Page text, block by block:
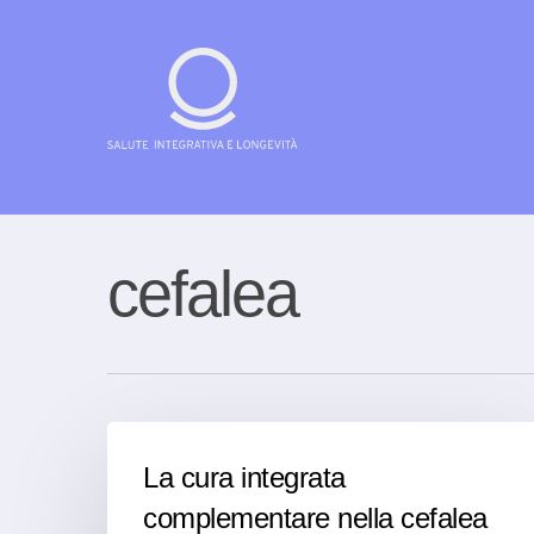
Cerca su demariani.ch e clicca su invia
cefalea
La cura integrata
complementare nella cefalea